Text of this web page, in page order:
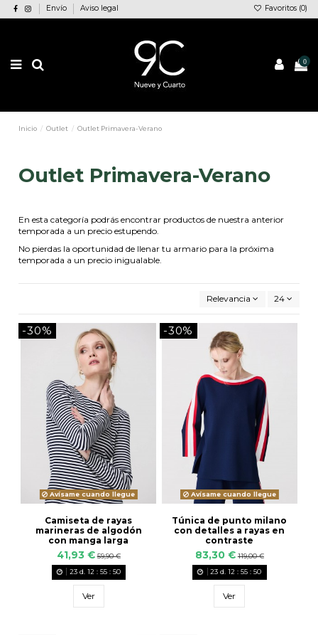
Envío Aviso legal Favoritos (0)
0
Inicio Outlet Outlet Primavera-Verano
Outlet Primavera-Verano
En esta categoría podrás encontrar productos de nuestra anterior
temporada a un precio estupendo.
No pierdas la oportunidad de llenar tu armario para la próxima
temporada a un precio inigualable.
Relevancia 24
-30%
Avísame cuando llegue
Camiseta de rayas
marineras de algodón
con manga larga
41,93 € 59,90 €
23d. 12: 55: 49
Ver
-30%
Avísame cuando llegue
Túnica de punto milano
con detalles a rayas en
contraste
83,30 € 119,00 €
23 d. 12 :55 :49
Ver